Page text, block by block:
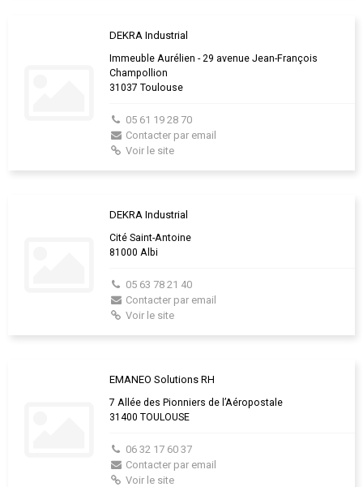
DEKRA Industrial
Immeuble Aurélien - 29 avenue Jean-François
Champollion
31037 Toulouse
05 61 19 28 70
Contacter par email
Voir le site
DEKRA Industrial
Cité Saint-Antoine
81000 Albi
05 63 78 21 40
Contacter par email
Voir le site
EMANEO Solutions RH
7 Allée des Pionniers de l’Aéropostale
31400 TOULOUSE
06 32 17 60 37
Contacter par email
Voir le site